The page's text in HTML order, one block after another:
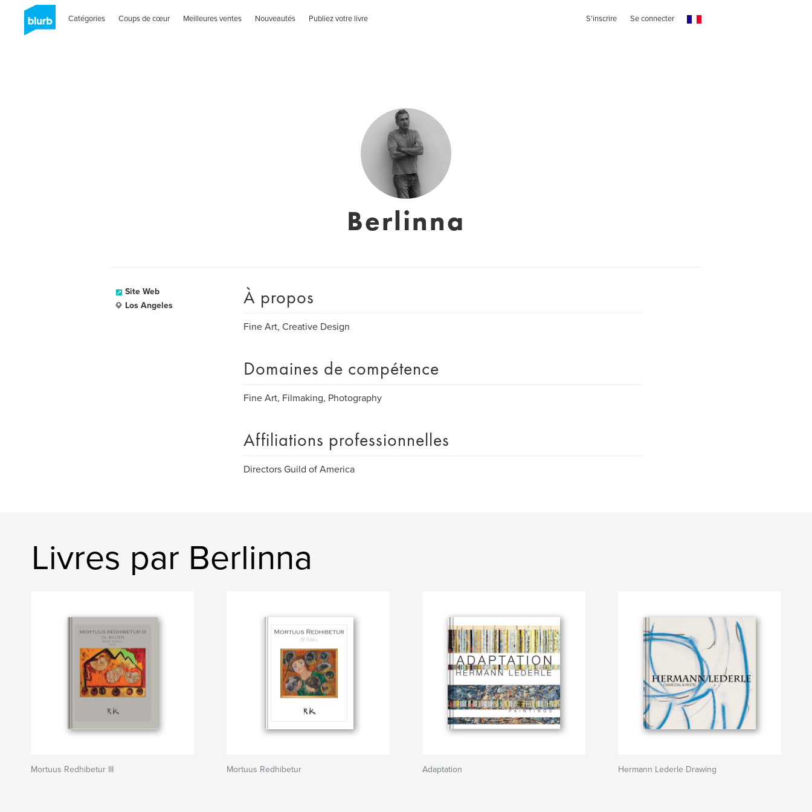
Catégories Coups de cœur Meilleures ventes Nouveautés Publiez votre livre S'inscrire Se connecter
Berlinna
Site Web
Los Angeles
À propos
Fine Art, Creative Design
Domaines de compétence
Fine Art, Filmaking, Photography
Affiliations professionnelles
Directors Guild of America
Livres par Berlinna
Mortuus Redhibetur III Mortuus Redhibetur Adaptation Hermann Lederle Drawing